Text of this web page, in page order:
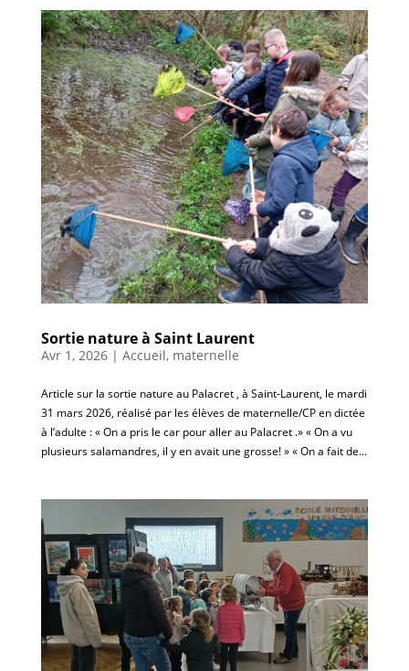
Sortie nature à Saint Laurent
Avr 1, 2026| Accueil, maternelle
Article sur la sortie nature au Palacret , à Saint-Laurent, le mardi
31 mars 2026, réalisé par les élèves de maternelle/CP en dictée
à l’adulte : « On a pris le car pour aller au Palacret .» « On a vu
plusieurs salamandres, il y en avait une grosse! » « On a fait de...